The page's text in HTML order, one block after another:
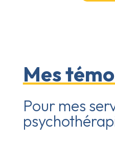
Mes
Pour mes